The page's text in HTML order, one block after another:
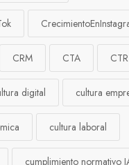
CRM CTA CTR
digital cultura
cultura laboral
cumplimiento normativo